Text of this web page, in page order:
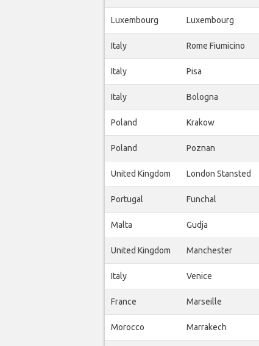
Luxembourg Luxembourg
Italy Rome Fiumicino
Italy Pisa
Italy Bologna
Poland Krakow
Poland Poznan
United Kingdom London Stansted
Portugal Funchal
Malta Gudja
United Kingdom Manchester
Italy Venice
France Marseille
Morocco Marrakech